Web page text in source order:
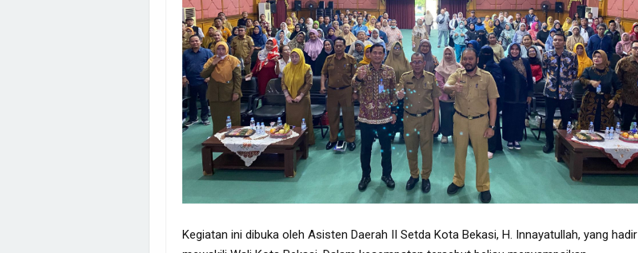
Kegiatan ini dibuka oleh Asisten Daerah II Setda Kota Bekasi, H. Innayatullah, yang hadir